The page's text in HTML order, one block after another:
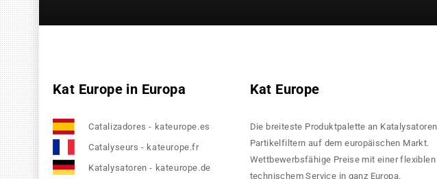
Kat Europe in Europa
Catalizadores - kateurope.es
Catalyseurs - kateurope.fr
Katalysatoren - kateurope.de
Kat Europe
Die breiteste Produktpalette an
Partikelfiltern auf dem europäischen Markt.
Wettbewerbsfähige Preise mit einer
technischem Service in ganz Europa.